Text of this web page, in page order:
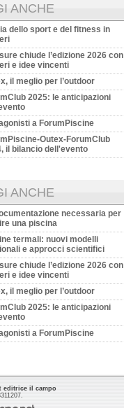
ANCHE
dello sport e del fitness in
chiude l’edizione 2026 con
e idee vincenti
il meglio per l’outdoor
2025: le anticipazioni
a ForumPiscine
Outex-ForumClub
il bilancio dell'evento
ANCHE
necessaria per
una piscina
termali: nuovi modelli
e approcci scientifici
chiude l’edizione 2026 con
e idee vincenti
il meglio per l’outdoor
2025: le anticipazioni
a ForumPiscine
editrice il campo